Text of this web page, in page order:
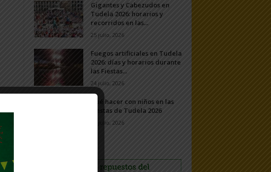
Gigantes y Cabezudos en
Tudela 2026: horarios y
recorridos en las...
25 julio, 2026
Fuegos artificiales en Tudela
2026: días y horarios durante
las Fiestas...
24 julio, 2026
Qué hacer con niños en las
Fiestas de Tudela 2026
23 julio, 2026